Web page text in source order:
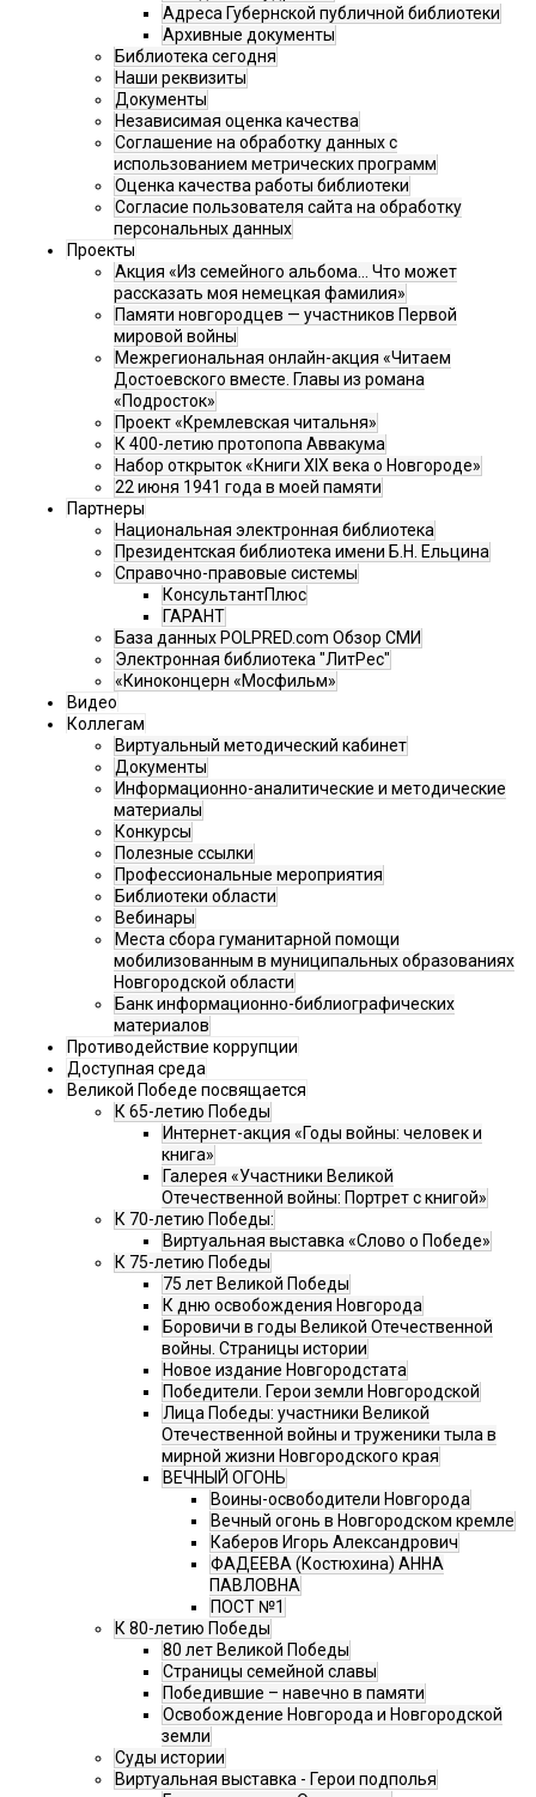
Адреса Губернской публичной библиотеки
Архивные документы
Библиотека сегодня
Наши реквизиты
Документы
Независимая оценка качества
Соглашение на обработку данных с
использованием метрических программ
Оценка качества работы библиотеки
Согласие пользователя сайта на обработку
персональных данных
Проекты
Акция «Из семейного альбома... Что может
рассказать моя немецкая фамилия»
Памяти новгородцев — участников Первой
мировой войны
Межрегиональная онлайн-акция «Читаем
Достоевского вместе. Главы из романа
«Подросток»
Проект «Кремлевская читальня»
К 400-летию протопопа Аввакума
Набор открыток «Книги XIX века о Новгороде»
22 июня 1941 года в моей памяти
Партнеры
Национальная электронная библиотека
Президентская библиотека имени Б.Н. Ельцина
Справочно-правовые системы
КонсультантПлюс
ГАРАНТ
База данных POLPRED.com Обзор СМИ
Электронная библиотека "ЛитРес"
«Киноконцерн «Мосфильм»
Видео
Коллегам
Виртуальный методический кабинет
Документы
Информационно-аналитические и методические
материалы
Конкурсы
Полезные ссылки
Профессиональные мероприятия
Библиотеки области
Вебинары
Места сбора гуманитарной помощи
мобилизованным в муниципальных образованиях
Новгородской области
Банк информационно-библиографических
материалов
Противодействие коррупции
Доступная среда
Великой Победе посвящается
К 65-летию Победы
Интернет-акция «Годы войны: человек и
книга»
Галерея «Участники Великой
Отечественной войны: Портрет с книгой»
К 70-летию Победы:
Виртуальная выставка «Слово о Победе»
К 75-летию Победы
75 лет Великой Победы
К дню освобождения Новгорода
Боровичи в годы Великой Отечественной
войны. Страницы истории
Новое издание Новгородстата
Победители. Герои земли Новгородской
Лица Победы: участники Великой
Отечественной войны и труженики тыла в
мирной жизни Новгородского края
ВЕЧНЫЙ ОГОНЬ
Воины-освободители Новгорода
Вечный огонь в Новгородском кремле
Каберов Игорь Александрович
ФАДЕЕВА (Костюхина) АННА
ПАВЛОВНА
ПОСТ №1
К 80-летию Победы
80 лет Великой Победы
Страницы семейной славы
Победившие – навечно в памяти
Освобождение Новгорода и Новгородской
земли
Суды истории
Виртуальная выставка - Герои подполья